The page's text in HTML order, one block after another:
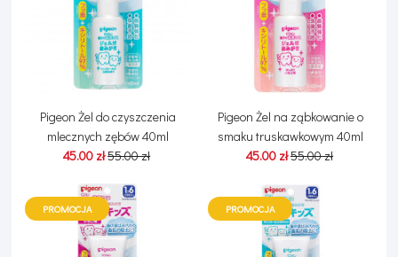
Pigeon Żel do czyszczenia
mlecznych zębów 40ml
45.00 zł55.00 zł
Pigeon Żel na ząbkowanie o
smaku truskawkowym 40ml
45.00 zł55.00 zł
PROMOCJA PROMOCJA